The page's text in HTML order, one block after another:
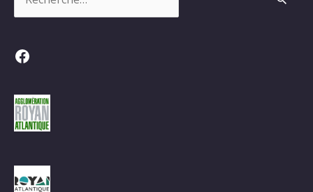
Facebook